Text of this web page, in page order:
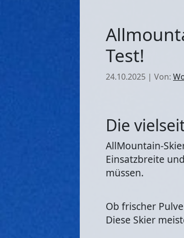
Test!
24.10.2025 | Von:
Die
AllMountain-
Einsatzbreite
müssen.
Ob frischer
Diese Skier